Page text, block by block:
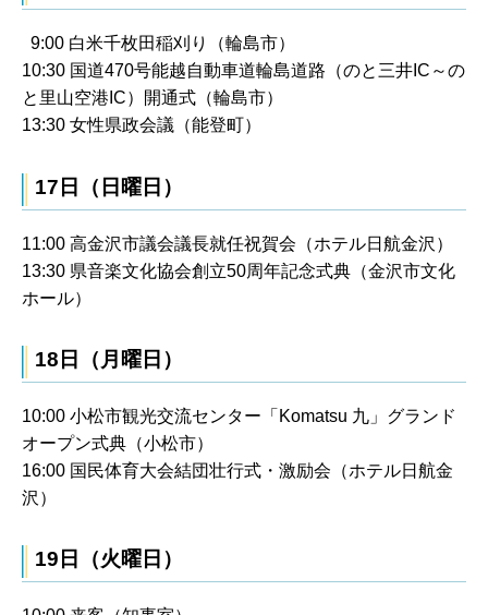
9:00 白米千枚田稲刈り（輪島市）
10:30 国道470号能越自動車道輪島道路（のと三井IC～の
と里山空港IC）開通式（輪島市）
13:30 女性県政会議（能登町）
17日（日曜日）
11:00 高金沢市議会議長就任祝賀会（ホテル日航金沢）
13:30 県音楽文化協会創立50周年記念式典（金沢市文化
ホール）
18日（月曜日）
10:00 小松市観光交流センター「Komatsu 九」グランド
オープン式典（小松市）
16:00 国民体育大会結団壮行式・激励会（ホテル日航金
沢）
19日（火曜日）